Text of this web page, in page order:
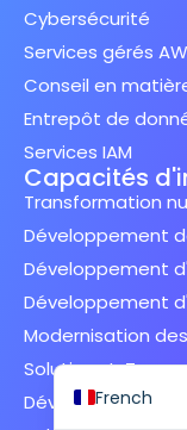
Cybersécurité
Services gérés
Conseil en
Entrepôt de
Services IAM
Capacités
Transformation
Développement
Développement
Développement
Modernisation
Solutions IoT
Développement
French
English
Spanish
Italian
German
Japanese
Dutch
Swedish
Finnish
Spanish